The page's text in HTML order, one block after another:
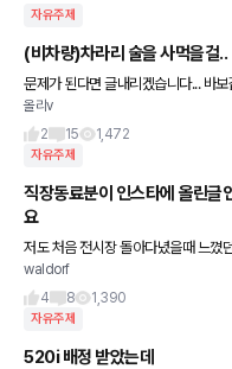
자유주제
(비차량)차라리 술을 사먹을걸..
문제가 된다면 글내리겠습니다... 바보같고 너무 한심해서 야단좀 맞으려고 글써봅니다...
오늘 꽁돈이 30만원이 생겼네요 외상값 안갚고 도망
원 쾌척해주셔서 꽁
올리v
2
15 1,472
자유주제
직장동료분이 인스타에 올린글
요
저도 처음 전시장 돌아다녔을때 느꼈
waldorf
4
8 1,390
자유주제
520i 배정 받았는데